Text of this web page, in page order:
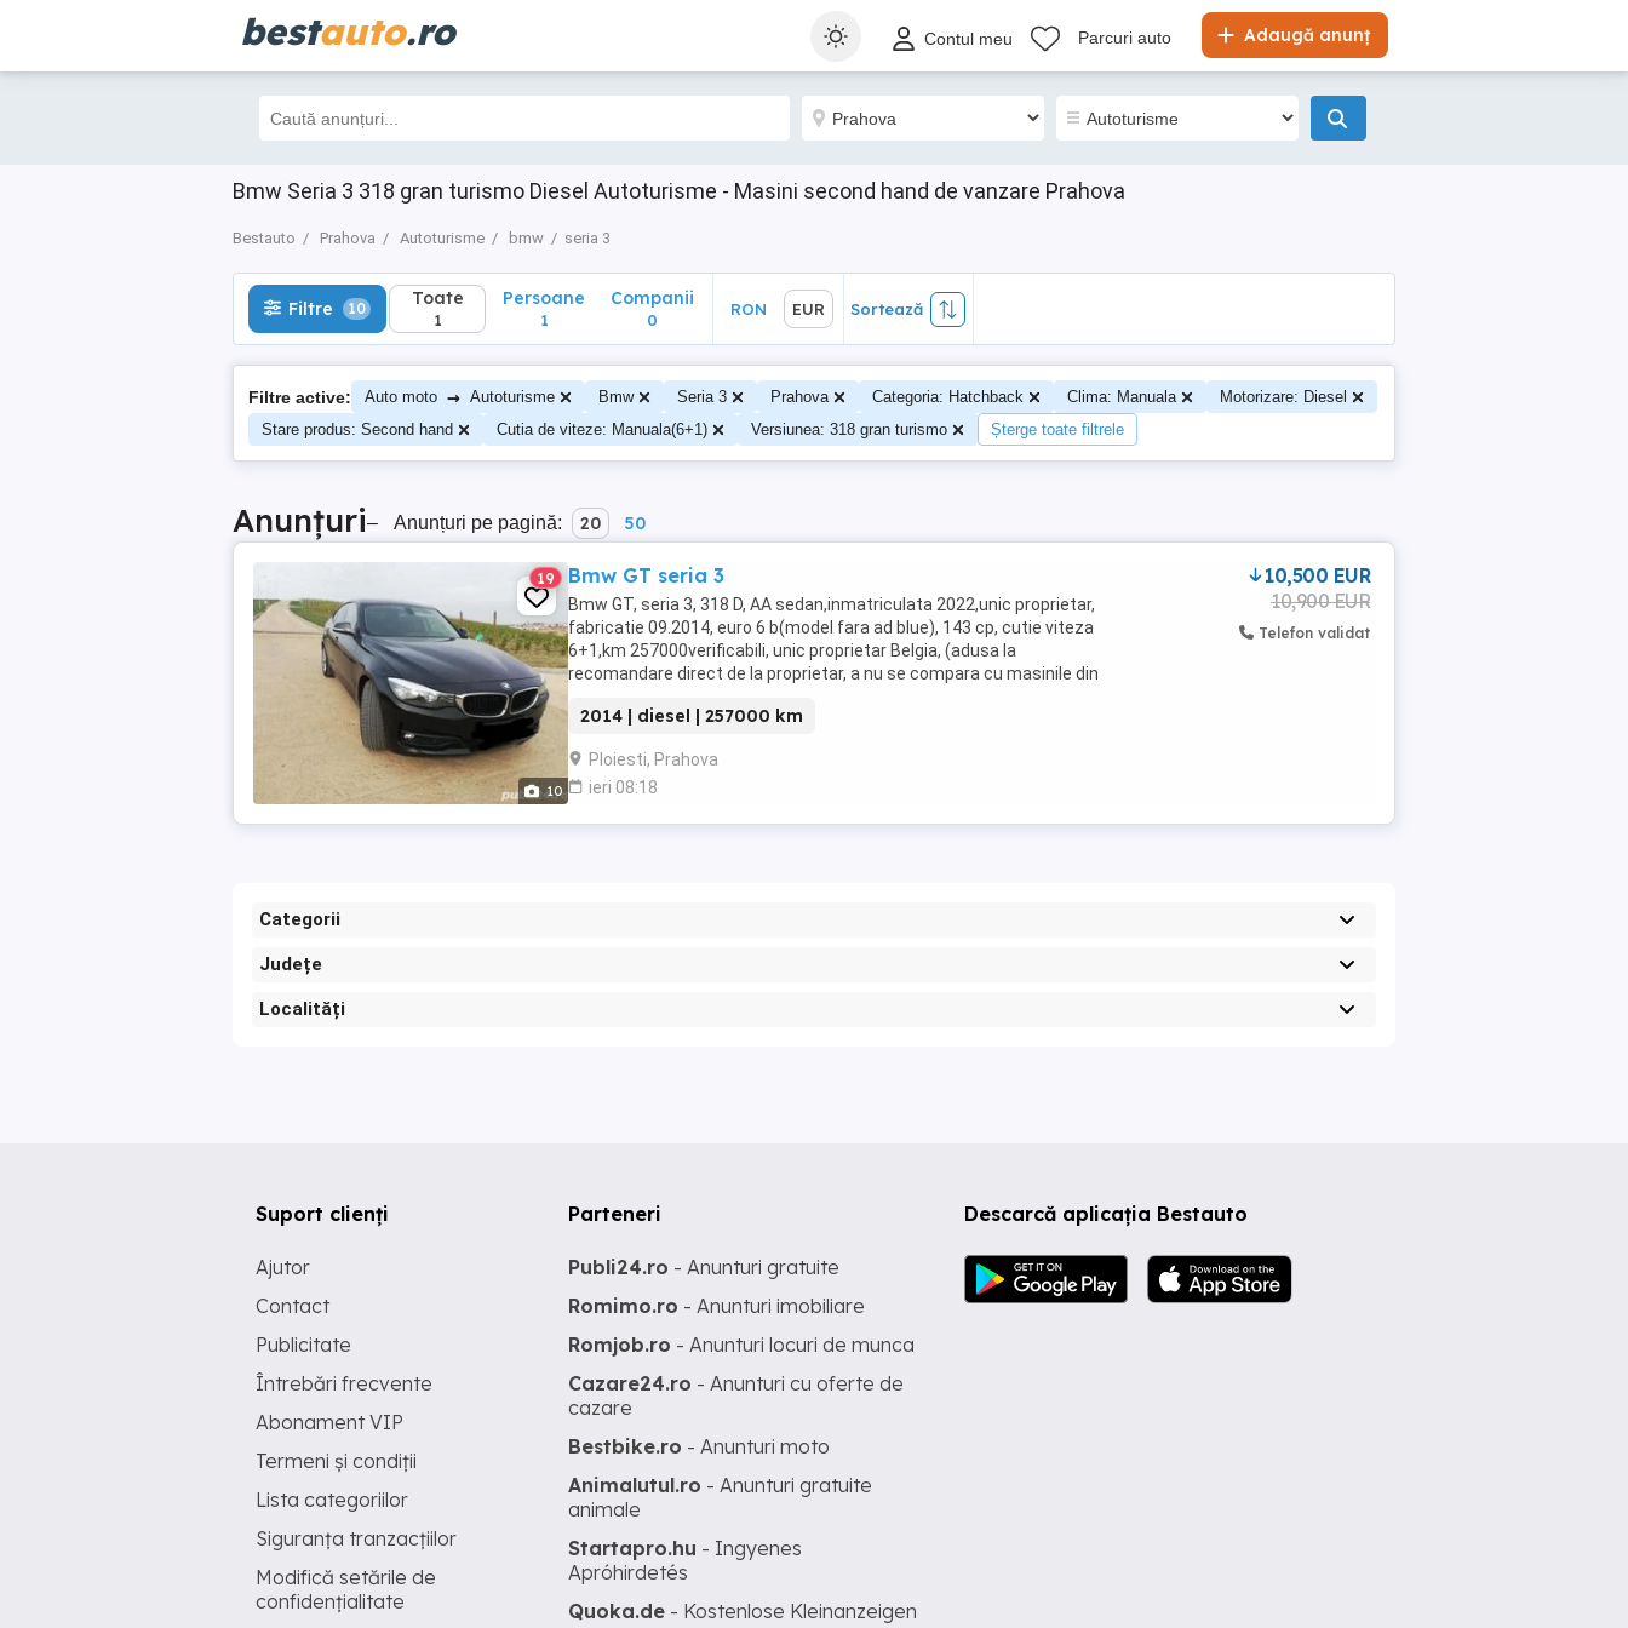
bestauto.ro Adaugă anunț
Contul meu Parcuri auto
Bmw Seria 3 318 gran turismo Diesel Autoturisme - Masini second hand de vanzare Prahova
Bestauto Prahova Autoturisme bmw seria 3
Filtre 10 Toate
1
Sortează
Filtre 10 Toate
1
Persoane
1
Companii
0
RON EUR Sortează
Filtre active: Auto moto → Autoturisme Bmw Seria 3 Prahova Categoria: Hatchback Clima: Manuala
Motorizare: Diesel
Stare produs: Second hand
Cutia de viteze: Manuala(6+1) Versiunea: 318 gran turismo Șterge toate filtrele
Anunțuri– Anunțuri pe pagină: 20 50
10
19 Bmw GT seria 3
Bmw GT, seria 3, 318 D, AA sedan,inmatriculata 2022,unic proprietar,
fabricatie 09.2014, euro 6 b(model fara ad blue), 143 cp, cutie viteza
6+1,km 257000verificabili, unic proprietar Belgia, (adusa la
recomandare direct de la proprietar, a nu se compara cu masinile din
2014 | diesel | 257000 km
Ploiesti, Prahova
ieri 08:18
10,500 EUR
10,900 EUR
Telefon validat
Categorii
Județe
Localități
Descarcă aplicația Bestauto
Suport clienți
Ajutor
Contact
Publicitate
Întrebări frecvente
Abonament VIP
Termeni și condiții
Lista categoriilor
Siguranța tranzacțiilor
Modifică setările de
confidențialitate
Parteneri
Publi24.ro - Anunturi gratuite
Romimo.ro - Anunturi imobiliare
Romjob.ro - Anunturi locuri de munca
Cazare24.ro - Anunturi cu oferte de
cazare
Bestbike.ro - Anunturi moto
Animalutul.ro - Anunturi gratuite
animale
Startapro.hu - Ingyenes
Apróhirdetés
Quoka.de - Kostenlose Kleinanzeigen